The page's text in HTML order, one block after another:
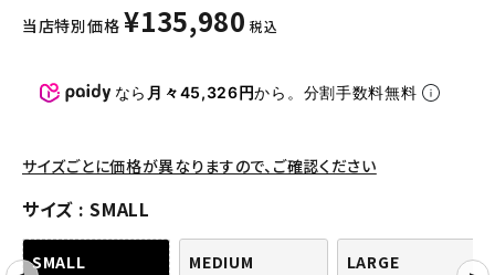
アクセサリー
CONTENTS
当店特別価格 ¥135,980 税込
なら 月々45,326円から。分割手数料無料
サイズごとに価格が異なりますので、ご確認ください
サイズ SMALL
SMALL MEDIUM LARGE